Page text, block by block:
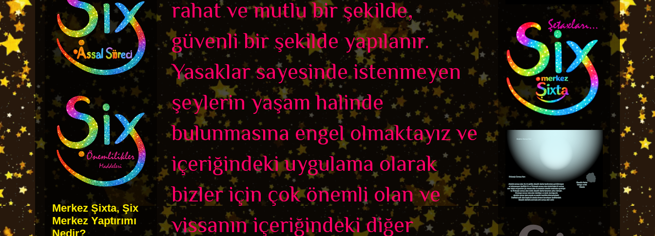
rahat ve mutlu bir şekilde,
güvenli bir şekilde yapılanır.
Yasaklar sayesinde istenmeyen
şeylerin yaşam halinde
bulunmasına engel olmaktayız ve
içeriğindeki uygulama olarak
bizler için çok önemli olan ve
vissanın içeriğindeki diğer
Merkez Şixta, Şix
Merkez Yaptırımı
Nedir?